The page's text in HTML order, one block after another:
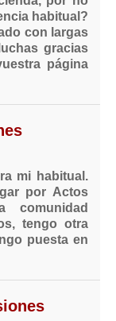
habitual?
con largas
gracias
página
mi habitual.
por Actos
comunidad
tengo otra
puesta en